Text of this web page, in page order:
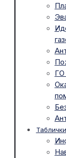
ГО
Таблички